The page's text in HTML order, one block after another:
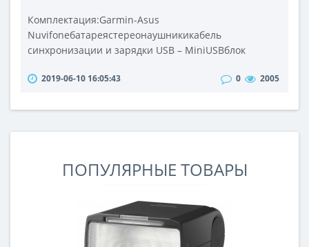
Комплектация:Garmin-Asus
Nuvifoneбатареястереонаушникикабель
синхронизации и зарядки USB – MiniUSBблок
USBавтомобильный держатель с присоской к
шероховатые поверхностиинструкцияДизайнA50
2019-06-10 16:05:43 0 2005
ПОПУЛЯРНЫЕ ТОВАРЫ